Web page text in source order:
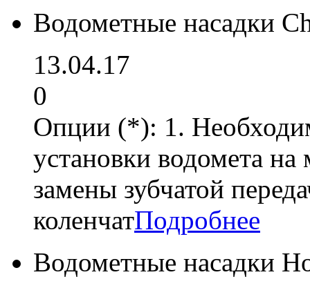
Водометные насадки
13.04.17
0
Опции (*): 1.
установки водомета
замены зубчатой
коленчатПодробнее
Водометные насадки